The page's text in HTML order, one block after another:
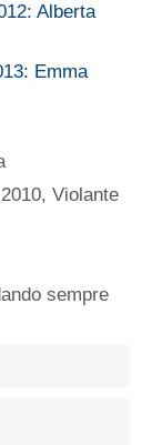
Alberta
Emma
,Violante
sempre